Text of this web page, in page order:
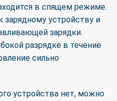
в спящем режиме.
зарядному устройству и
зарядки.
разрядке в течение
сильно
устройства нет, можно